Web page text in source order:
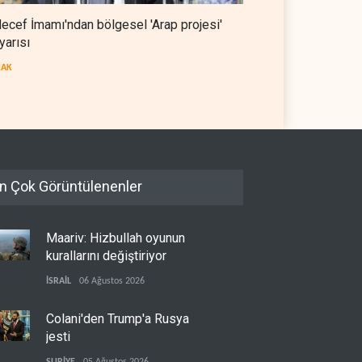
İmamı'ndan bölgesel 'Arap projesi'
Çok Görüntülenenler
Maariv: Hizbullah oyunun
kurallarını değiştiriyor
İSRAİL 06 Ağustos 2026
Colani'den Trump'a Rusya
jesti